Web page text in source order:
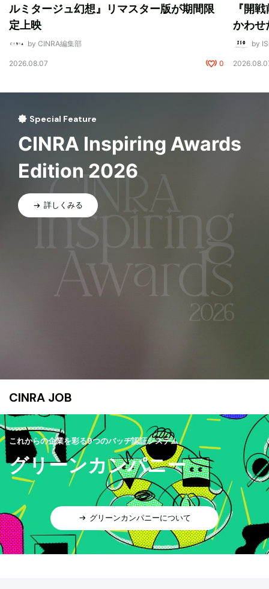
ルミタージュ幻想』リマスター版が期間限
定上映
by CINRA編集部
2026.08.07 0
『開
かわせ
by
Special Feature
CINRA Inspiring Awards
Edition 2026
詳しくみる
CINRA JOB
これからの企業を彩る9つのバッヂ認証システム
グリーンカンパニー
グリーンカンパニーについて